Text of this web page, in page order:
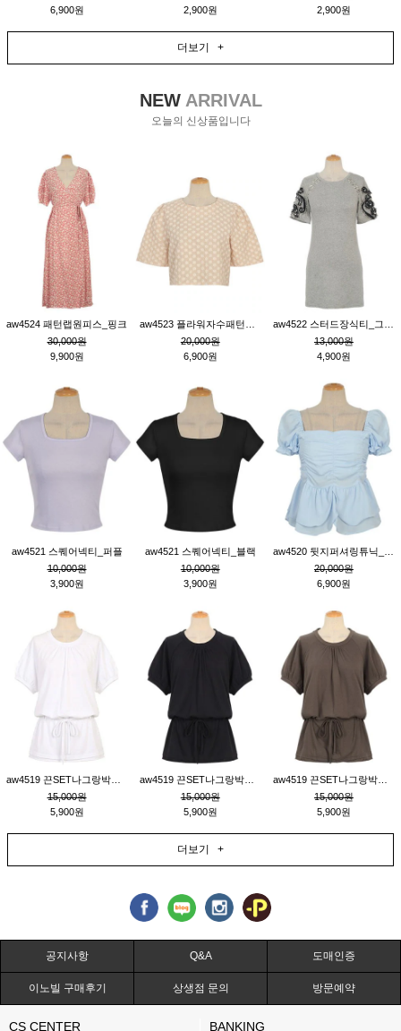
6,900원
2,900원
2,900원
더보기 +
NEWARRIVAL
오늘의 신상품입니다
aw4524 패턴랩원피스_핑크
30,000원
9,900원
20,000원
6,900원
13,000원
4,900원
aw4521 스퀘어넥티_퍼플
10,000원
3,900원
aw4521 스퀘어넥티_블랙
10,000원
3,900원
20,000원
6,900원
15,000원
5,900원
15,000원
5,900원
15,000원
5,900원
더보기 +
공지사항 Q&A 도매인증
이노빌 구매후기 상생점 문의 방문예약
CS CENTER BANKING